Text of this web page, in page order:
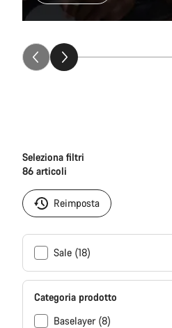
Reimposta
Seleziona filtri
86 articoli
Sale (18)
Categoria prodotto
Baselayer (8)